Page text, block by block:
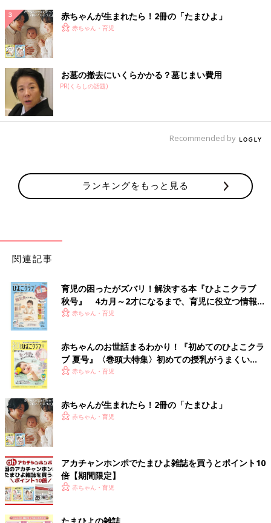
赤ちゃんが生まれたら！2冊の「たまひよ」
赤ちゃん・育児
お墓の撤去にいくらかかる？墓じまい費用
PR(くらしの話題)
Recommended by
ランキングをもっと見る
関連記事
育児の困ったがズバリ！解決する本『ひよこクラブ
秋号』 4カ月～2才になるまで、育児に役立つ情報が
いっぱい！
赤ちゃん・育児
赤ちゃんのお世話まるわかり！『初めてのひよこクラ
ブ 夏号』〈巻頭大特集〉初めての授乳がうまくい
く！ おっぱい・ミルクの基本と夏のトラブル 解決テ
赤ちゃん・育児
赤ちゃんが生まれたら！2冊の「たまひよ」
赤ちゃん・育児
アカチャンホンポでたまひよ雑誌を買うとポイント10
倍【期間限定】
赤ちゃん・育児